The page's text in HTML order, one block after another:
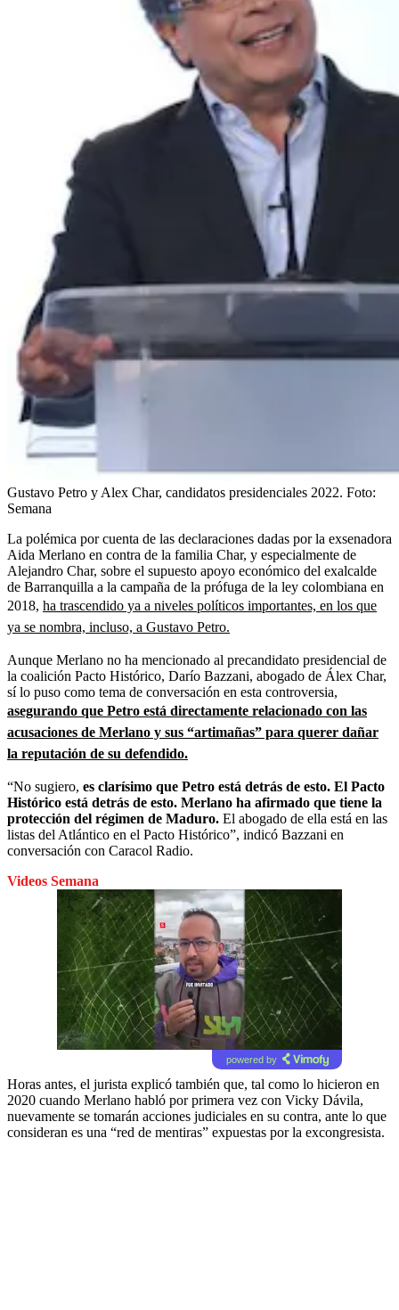
Gustavo Petro y Alex Char, candidatos presidenciales 2022. Foto:
Semana
La polémica por cuenta de las declaraciones dadas por la exsenadora
Aida Merlano en contra de la familia Char, y especialmente de
Alejandro Char, sobre el supuesto apoyo económico del exalcalde
de Barranquilla a la campaña de la prófuga de la ley colombiana en
2018, ha trascendido ya a niveles políticos importantes, en los que
ya se nombra, incluso, a Gustavo Petro.
Aunque Merlano no ha mencionado al precandidato presidencial de
la coalición Pacto Histórico, Darío Bazzani, abogado de Álex Char,
sí lo puso como tema de conversación en esta controversia,
asegurando que Petro está directamente relacionado con las
acusaciones de Merlano y sus “artimañas” para querer dañar
la reputación de su defendido.
“No sugiero, es clarísimo que Petro está detrás de esto. El Pacto
Histórico está detrás de esto. Merlano ha afirmado que tiene la
protección del régimen de Maduro. El abogado de ella está en las
listas del Atlántico en el Pacto Histórico”, indicó Bazzani en
conversación con Caracol Radio.
Videos Semana
powered by
Horas antes, el jurista explicó también que, tal como lo hicieron en
2020 cuando Merlano habló por primera vez con Vicky Dávila,
nuevamente se tomarán acciones judiciales en su contra, ante lo que
consideran es una “red de mentiras” expuestas por la excongresista.